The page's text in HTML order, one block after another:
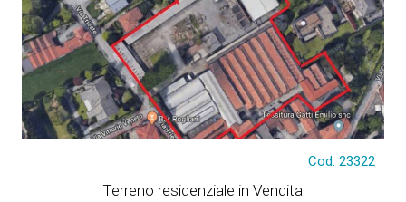
Cod. 23322
Terreno residenziale in Vendita